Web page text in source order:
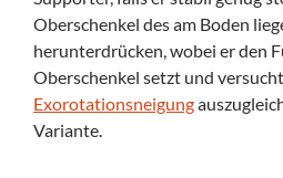
Oberschenkel des am Boden
herunterdrücken, wobei er den
Oberschenkel setzt und
Exorotationsneigung
Variante.